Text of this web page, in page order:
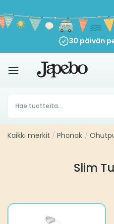
sisältöön
30 päivän
Products
search
Kaikki merkit / Phonak /
Slim